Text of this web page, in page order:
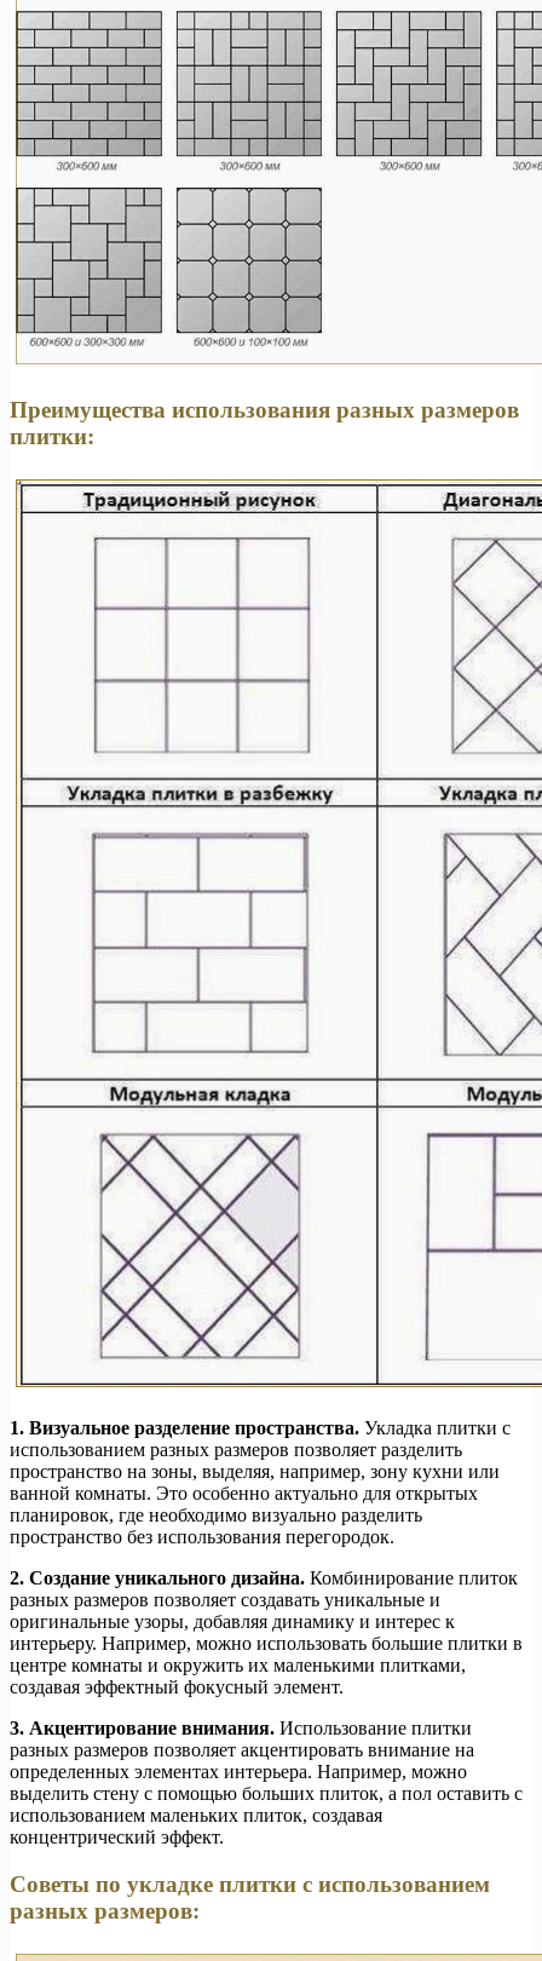
Преимущества использования разных размеров
плитки:
1. Визуальное разделение пространства. Укладка плитки с
использованием разных размеров позволяет разделить
пространство на зоны, выделяя, например, зону кухни или
ванной комнаты. Это особенно актуально для открытых
планировок, где необходимо визуально разделить
пространство без использования перегородок.
2. Создание уникального дизайна. Комбинирование плиток
разных размеров позволяет создавать уникальные и
оригинальные узоры, добавляя динамику и интерес к
интерьеру. Например, можно использовать большие плитки в
центре комнаты и окружить их маленькими плитками,
создавая эффектный фокусный элемент.
3. Акцентирование внимания. Использование плитки
разных размеров позволяет акцентировать внимание на
определенных элементах интерьера. Например, можно
выделить стену с помощью больших плиток, а пол оставить с
использованием маленьких плиток, создавая
концентрический эффект.
Советы по укладке плитки с использованием
разных размеров: